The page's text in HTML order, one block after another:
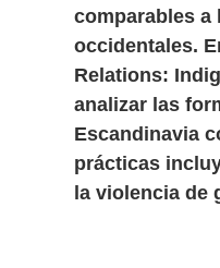
comparables a
occidentales.
Relations:
analizar las
Escandinavia
prácticas
la violencia de